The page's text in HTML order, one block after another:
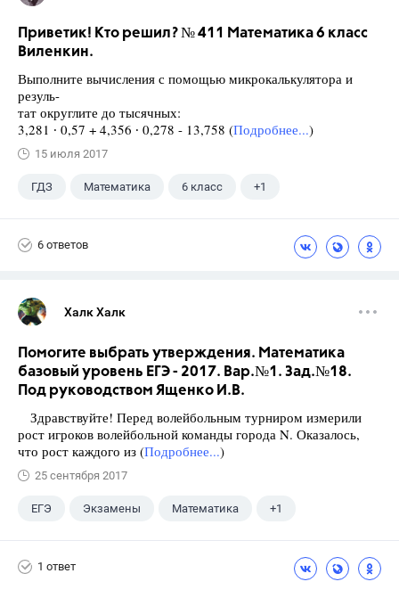
Приветик! Кто решил? № 411 Математика 6 класс
Виленкин.
Выполните вычисления с помощью микрокалькулятора и
резуль-
тат округлите до тысячных:
3,281 ∙ 0,57 + 4,356 ∙ 0,278 - 13,758 (Подробнее...)
15 июля 2017
ГДЗ Математика 6 класс +1
6 ответов
Халк Халк
Помогите выбрать утверждения. Математика
базовый уровень ЕГЭ - 2017. Вар.№1. Зад.№18.
Под руководством Ященко И.В.
Здравствуйте! Перед волейбольным турниром измерили
рост игроков волейбольной команды города N. Оказалось,
что рост каждого из (Подробнее...)
25 сентября 2017
ЕГЭ Экзамены Математика +1
1 ответ